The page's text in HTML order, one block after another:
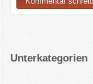
Unterkategorien